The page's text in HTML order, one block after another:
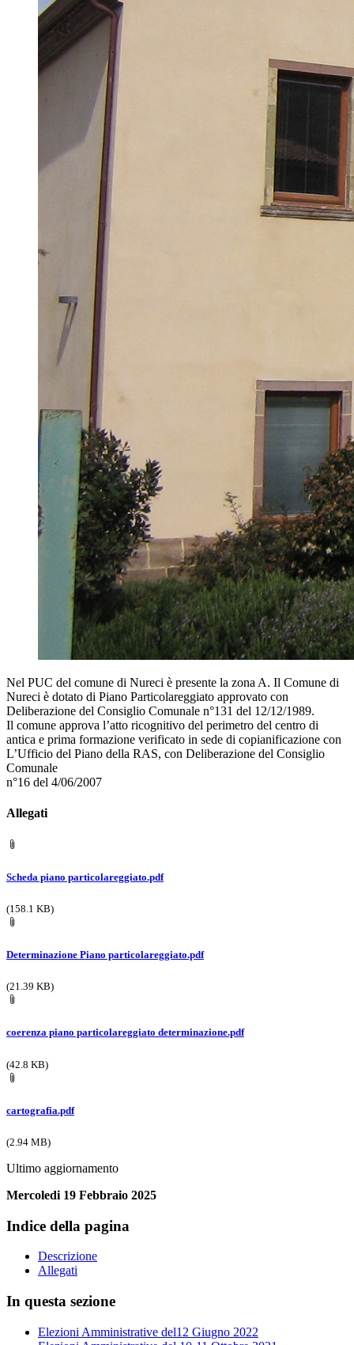
Nel PUC del comune di Nureci è presente la zona A. Il Comune di
Nureci è dotato di Piano Particolareggiato approvato con
Deliberazione del Consiglio Comunale n°131 del 12/12/1989.
Il comune approva l’atto ricognitivo del perimetro del centro di
antica e prima formazione verificato in sede di copianificazione con
L’Ufficio del Piano della RAS, con Deliberazione del Consiglio
Comunale
n°16 del 4/06/2007
Allegati
Scheda piano particolareggiato.pdf
(158.1 KB)
Determinazione Piano particolareggiato.pdf
(21.39 KB)
coerenza piano particolareggiato determinazione.pdf
(42.8 KB)
cartografia.pdf
(2.94 MB)
Ultimo aggiornamento
Mercoledi 19 Febbraio 2025
Indice della pagina
Descrizione
Allegati
In questa sezione
Elezioni Amministrative del12 Giugno 2022